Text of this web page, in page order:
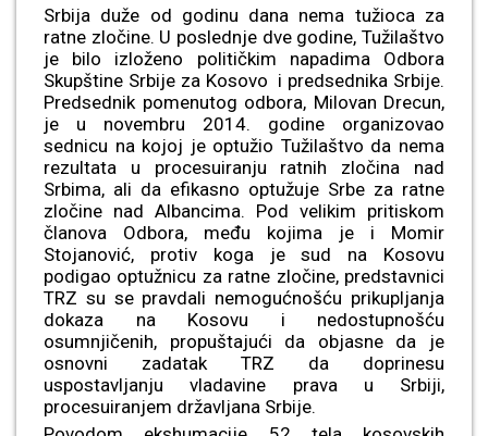
Srbija duže od godinu dana nema tužioca za
ratne zločine. U poslednje dve godine, Tužilaštvo
je bilo izloženo političkim napadima Odbora
Skupštine Srbije za Kosovo i predsednika Srbije.
Predsednik pomenutog odbora, Milovan Drecun,
je u novembru 2014. godine organizovao
sednicu na kojoj je optužio Tužilaštvo da nema
rezultata u procesuiranju ratnih zločina nad
Srbima, ali da efikasno optužuje Srbe za ratne
zločine nad Albancima. Pod velikim pritiskom
članova Odbora, među kojima je i Momir
Stojanović, protiv koga je sud na Kosovu
podigao optužnicu za ratne zločine, predstavnici
TRZ su se pravdali nemogućnošću prikupljanja
dokaza na Kosovu i nedostupnošću
osumnjičenih, propuštajući da objasne da je
osnovni zadatak TRZ da doprinesu
uspostavljanju vladavine prava u Srbiji,
procesuiranjem državljana Srbije.